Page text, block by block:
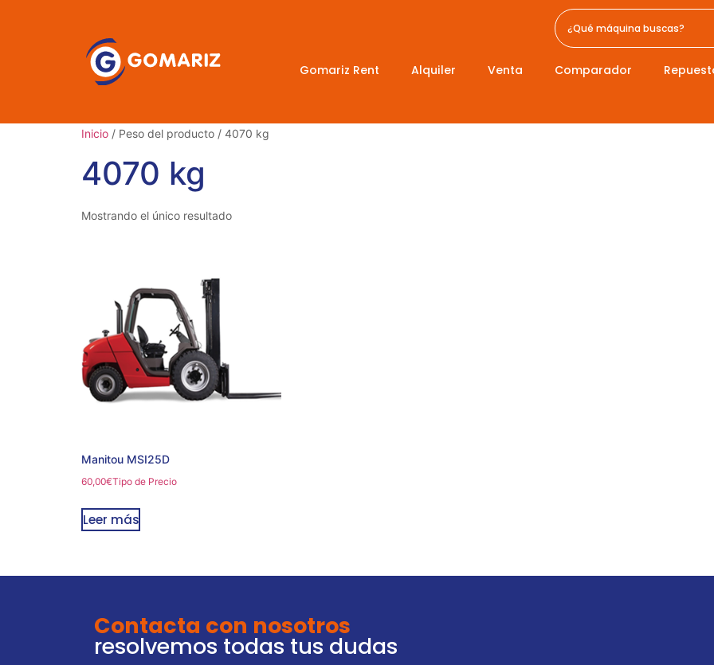
Gomariz Rent Alquiler Venta Comparador
Inicio / Peso del producto / 4070 kg
4070 kg
Mostrando el único resultado
Manitou MSI25D
60,00€Tipo de Precio
Leer más
Contacta con nosotros
resolvemos todas tus dudas